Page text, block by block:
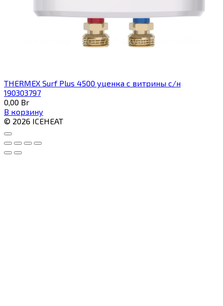
THERMEX Surf Plus 4500 уценка с витрины с/н
190303797
0,00 Br
В корзину
© 2026 ICEHEAT